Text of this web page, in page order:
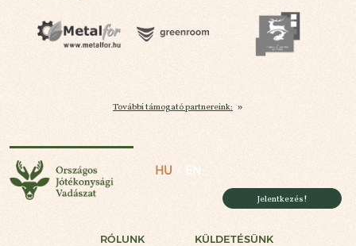
További támogató partnereink:
Országos Jótékonysági Vadászat
HU EN
Jelentkezés!
RÓLUNK KÜLDETÉSÜNK